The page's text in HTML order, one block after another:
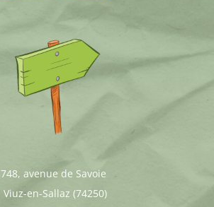
748, avenue de Savoie
Viuz-en-Sallaz (74250)